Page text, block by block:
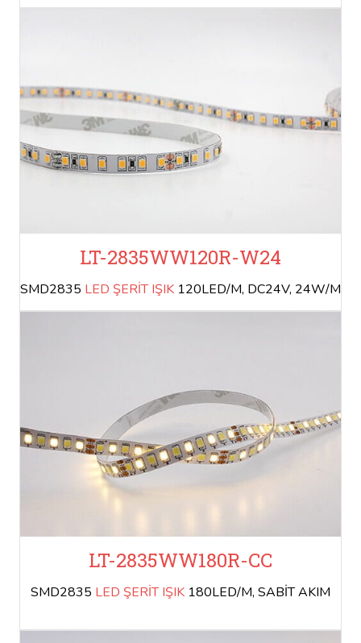
LT-2835WW120R-W24
SMD2835 LED ŞERİT IŞIK 120LED/M, DC24V, 24W/M
LT-2835WW180R-CC
SMD2835 LED ŞERİT IŞIK 180LED/M, SABİT AKIM